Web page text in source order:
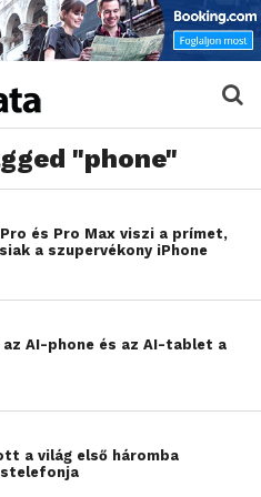
"phone"
Pro és Pro Max viszi a prímet,
a szupervékony iPhone
AI-phone és az AI-tablet a
a világ első háromba